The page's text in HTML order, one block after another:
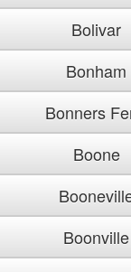
Bolivar
Bonham
Bonners
Boone
Boonville